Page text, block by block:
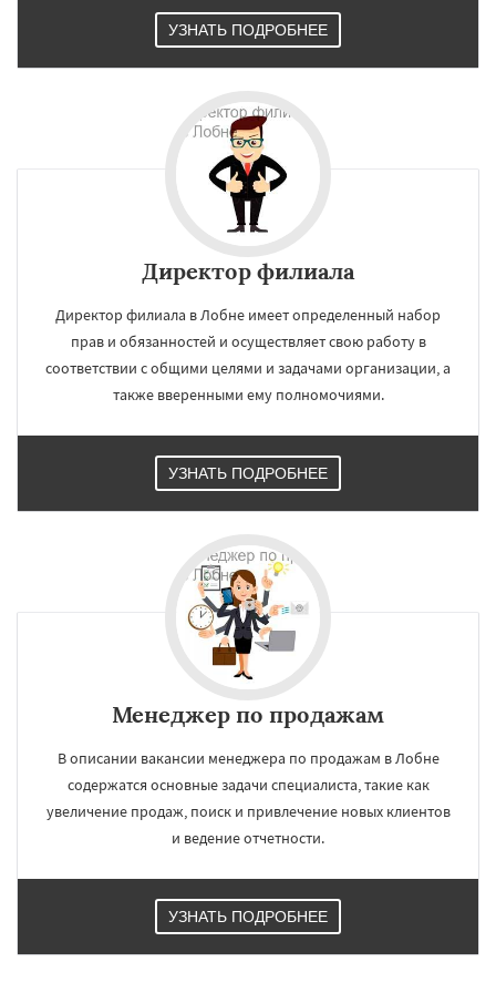
Лосино-Петровский Луховицы
Наро-Фоминск Ногинск Одинцово
Озеры Орехово-Зуево
Павловский Посад Пересвет Подольск
Рошаль Рузф Сергиев Посад
Черноголовка Чехов Шатура
Электрогорск Электросталь
Электроугли Яхрома Андреево
УЗНАТЬ ПОДРОБНЕЕ
Директор филиала
Директор филиала в Лобне имеет определенный набор
прав и обязанностей и осуществляет свою работу в
соответствии с общими целями и задачами организации, а
также вверенными ему полномочиями.
УЗНАТЬ ПОДРОБНЕЕ
Менеджер по продажам
В описании вакансии менеджера по продажам в Лобне
содержатся основные задачи специалиста, такие как
увеличение продаж, поиск и привлечение новых клиентов
и ведение отчетности.
УЗНАТЬ ПОДРОБНЕЕ
УЗНАТЬ ПОДРОБНЕЕ